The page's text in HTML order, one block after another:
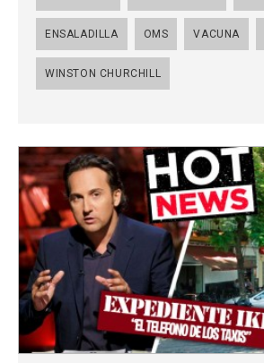
ENSALADILLA OMS VACUNA
WINSTON CHURCHILL